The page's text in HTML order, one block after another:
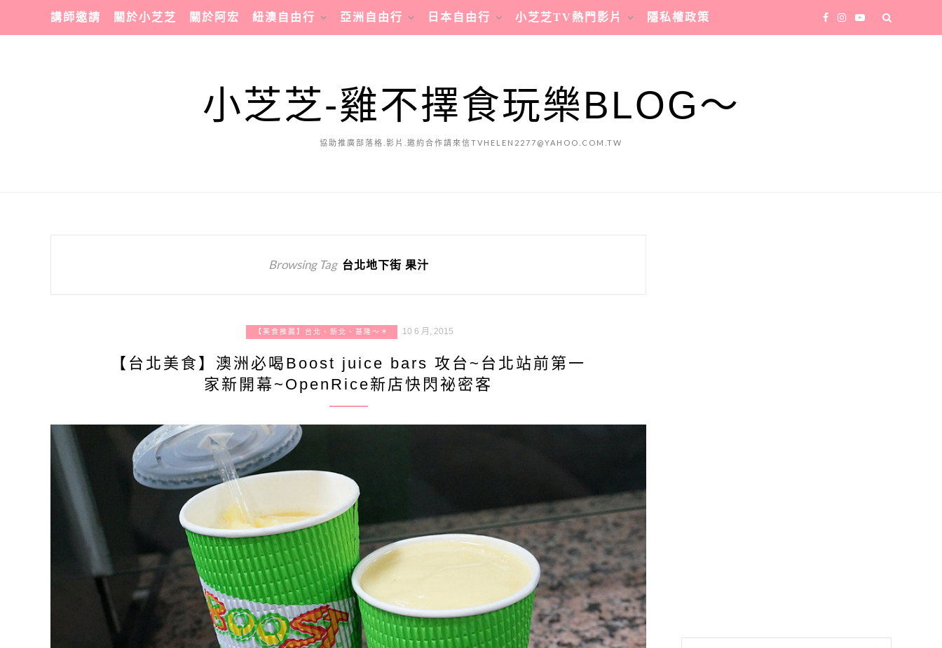
講師邀請 關於小芝芝 關於阿宏 紐澳自由行 亞洲自由行 日本自由行 小芝芝TV熱門影片 隱私權政策
小芝芝-雞不擇食玩樂BLOG～
協助推廣部落格.影片.邀約合作請來信TVHELEN2277@YAHOO.COM.TW
Browsing Tag 台北地下街 果汁
【美食推薦】台北、新北、基隆～＊ 10 6 月, 2015
【台北美食】澳洲必喝Boost juice bars 攻台~台北站前第一
家新開幕~OpenRice新店快閃祕密客